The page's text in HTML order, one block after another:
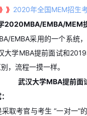
》 2020年全国MEM招生
2020MBA/EMBA/MEM
EMBA采用的一个系统
大学MBA提前面试和
，流程一摸一样。
武汉大学MBA提前面
取考官与考生 “一对一”